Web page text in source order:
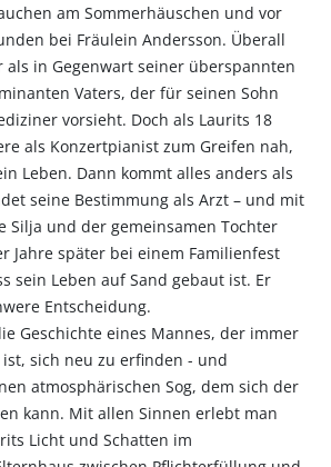
am Sommerhäuschen und vor
bei Fräulein Andersson. Überall
in Gegenwart seiner überspannten
Vaters, der für seinen Sohn
vorsieht. Doch als Laurits 18
als Konzertpianist zum Greifen nah,
Leben. Dann kommt alles anders als
seine Bestimmung als Arzt – und mit
Silja und der gemeinsamen Tochter
Jahre später bei einem Familienfest
sein Leben auf Sand gebaut ist. Er
Entscheidung.
Geschichte eines Mannes, der immer
sich neu zu erfinden - und
atmosphärischen Sog, dem sich der
kann. Mit allen Sinnen erlebt man
Licht und Schatten im